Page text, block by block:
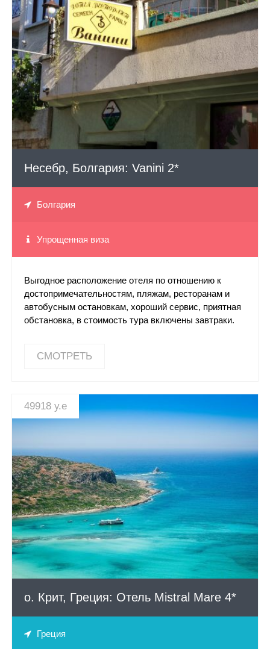
Несебр, Болгария: Отель Sol Nessebar Bay 4*
Несебр, Болгария: Vanini 2*
о. Крит, Греция: Отель Jo-An Palace 4*
о. Крит, Греция: Отель Mistral Mare 4*
Spa 4*
Паттайя, Таиланд: Отель Splendid Resort @ Jomtien 3*
Паттайя, Таиланд: Отель Pattaya Park Beach Resort 3*
Пераст, Черногория: Отель Per Astra 4*
Поморие, Болгария: Grand Hotel Pomorie 5*
Поморие, Болгария: Отель Regata 3*
Поморие, Болгария: Отель Sunset Resort 5*
Бургас, Болгария: Primorets Grand Hotel & Spa 5*
Рафаиловичи, Черногория: Garni Hotel Meduza 4*
СМОТРЕТЬ
Несебр, Болгария: Vanini 2*
Болгария
Упрощенная виза
Выгодное расположение отеля по отношению к
достопримечательностям, пляжам, ресторанам и
автобусным остановкам, хороший сервис, приятная
обстановка, в стоимость тура включены завтраки.
СМОТРЕТЬ
49918 у.е
СМОТРЕТЬ
о. Крит, Греция: Отель Mistral Mare 4*
Греция